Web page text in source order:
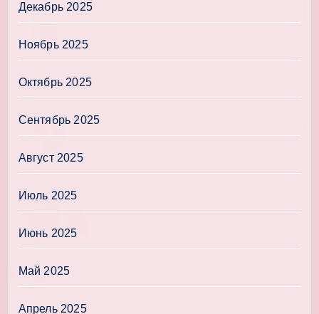
Декабрь 2025
Ноябрь 2025
Октябрь 2025
Сентябрь 2025
Август 2025
Июль 2025
Июнь 2025
Май 2025
Апрель 2025